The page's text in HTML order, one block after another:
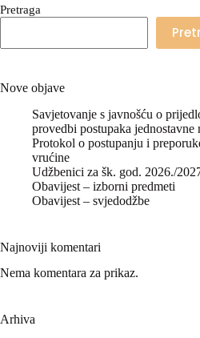
Pretraga
Nove objave
Savjetovanje s javnošću o
provedbi postupaka jednostavne
Protokol o postupanju i
vrućine
Udžbenici za šk. god. 2026./
Obavijest – izborni predmeti
Obavijest – svjedodžbe
Najnoviji komentari
Nema komentara za prikaz.
Arhiva